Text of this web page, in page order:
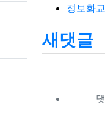
정보화
새댓글